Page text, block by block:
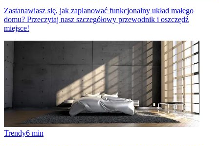
Zastanawiasz się, jak zaplanować funkcjonalny układ małego
domu? Przeczytaj nasz szczegółowy przewodnik i oszczędź
miejsce!
Trendy6 min